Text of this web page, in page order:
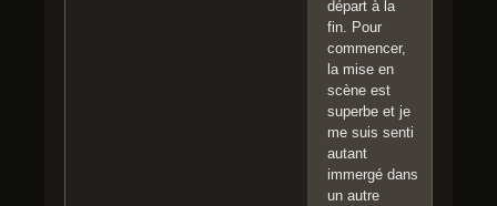
départ à la
fin. Pour
commencer,
la mise en
scène est
superbe et je
me suis senti
autant
immergé dans
un autre